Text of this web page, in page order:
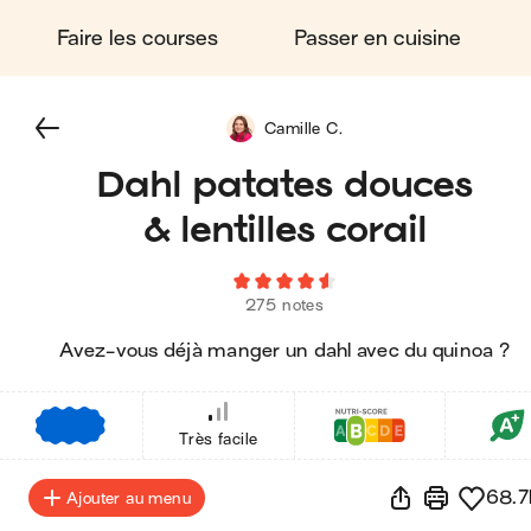
Faire les courses Passer en cuisine
Dahl patates douces
& lentilles corail
275 notes
Avez-vous déjà manger un dahl avec du quinoa ?
Camille C.
Très facile
Ajouter au menu